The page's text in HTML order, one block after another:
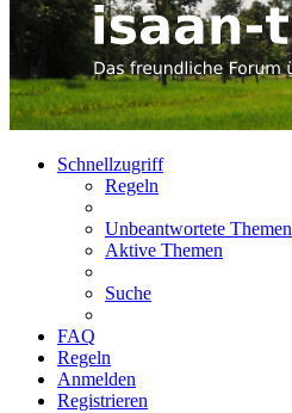
Schnellzugriff
Regeln
Unbeantwortete Themen
Aktive Themen
Suche
FAQ
Regeln
Anmelden
Registrieren